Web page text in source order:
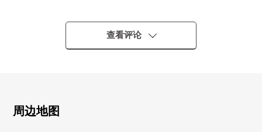
○ 2020年10月建筑
○ 阳光、风景关于13楼部分良好
○ 实际使用面积67.86平米2LDK
○ 约18.5张塌塌米LDK(有客餐厅一部分地板暖气)
查看评论
周边地图